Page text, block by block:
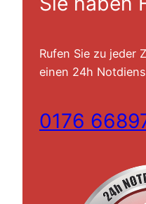
Rufen Sie zu jeder
einen 24h
0176